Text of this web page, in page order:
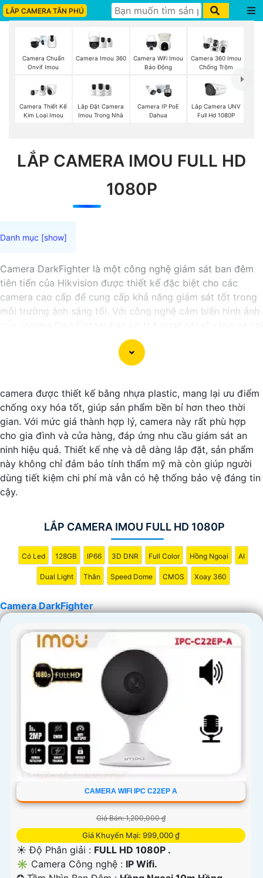
LẮP CAMERA TÂN PHÚ
Camera Chuẩn
Onvif Imou
Camera Imou 360
Camera Wifi Imou
Báo Động
Camera 360 Imou
Chống Trộm
Camera Thiết Kế
Kim Loại Imou
Lắp Đặt Camera
Imou Trong Nhà
Camera IP PoE
Dahua
Lắp Camera UNV
Full Hd 1080P
LẮP CAMERA IMOU FULL HD
1080P
Camera DarkFighter là một công nghệ giám sát ban đêm
tiên tiến của Hikvision được thiết kế đặc biệt cho các
camera cao cấp để cung cấp khả năng giám sát tốt trong
môi trường ánh sáng tối. Với công nghệ cảm biến hình ảnh
tiết ngay cả trong điều kiện ánh sáng yếu. Công nghệ
DarkFighter của Hikvision cung cấp khả năng tái tạo màu
sắc chính xác và hình ảnh sắc nét, cho phép bạn nhìn rõ
camera được thiết kế bằng nhựa plastic, mang lại ưu điểm
chống oxy hóa tốt, giúp sản phẩm bền bỉ hơn theo thời
gian. Với mức giá thành hợp lý, camera này rất phù hợp
cho gia đình và cửa hàng, đáp ứng nhu cầu giám sát an
ninh hiệu quả. Thiết kế nhẹ và dễ dàng lắp đặt, sản phẩm
này không chỉ đảm bảo tính thẩm mỹ mà còn giúp người
dùng tiết kiệm chi phí mà vẫn có hệ thống bảo vệ đáng tin
cậy.
LẮP CAMERA IMOU FULL HD 1080P
Có Led 128GB IP66 3D DNR Full Color Hồng Ngoại AI
Dual Light Thân Speed Dome CMOS Xoay 360
Camera DarkFighter
CAMERA WIFI IPC C22EP A
Giá Bán: 1,200,000 ₫
Giá Khuyến Mại: 999,000 ₫
☀️ Độ Phân giải : FULL HD 1080P .
✳️ Camera Công nghệ : IP Wifi.